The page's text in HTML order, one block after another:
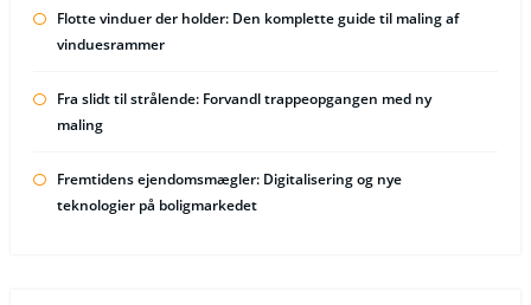
Flotte vinduer der holder: Den komplette guide til maling af
vinduesrammer
Fra slidt til strålende: Forvandl trappeopgangen med ny
maling
Fremtidens ejendomsmægler: Digitalisering og nye
teknologier på boligmarkedet